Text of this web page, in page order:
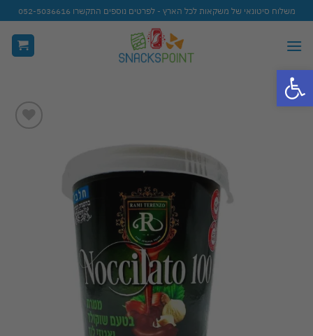
Skip
to
content
משלוח סיטונאי של משקאות לכל הארץ - לפרטים נוספים התקשרו 052-5036616
פתח סרגל נגישות